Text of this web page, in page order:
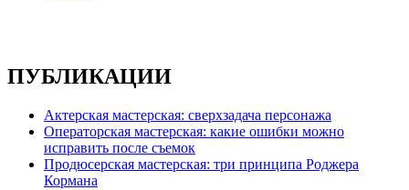
ПУБЛИКАЦИИ
Актерская мастерская: сверхзадача персонажа
Операторская мастерская: какие ошибки можно
исправить после съемок
Продюсерская мастерская: три принципа Роджера
Кормана